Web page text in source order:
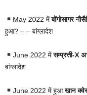
May 2022 मेंबोंगोसागर
हुआ? – – बांग्लादेश
June 2022 मेंसम्प्रत्ती-X
बांग्लादेश
June 2022 में हुआखान